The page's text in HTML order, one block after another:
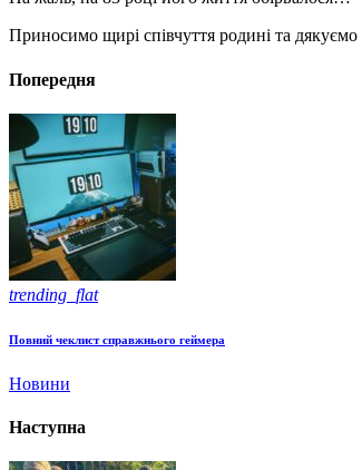
Приносимо щирі співчуття родині та
Попередня
trending_flat
Повний чеклист справжнього геймера
Новини
Наступна